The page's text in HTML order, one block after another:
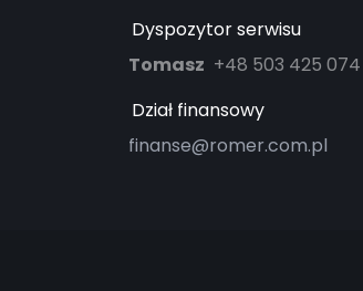
Dyspozytor serwisu
Tomasz +48 503 425 074
Dział finansowy
finanse@romer.com.pl